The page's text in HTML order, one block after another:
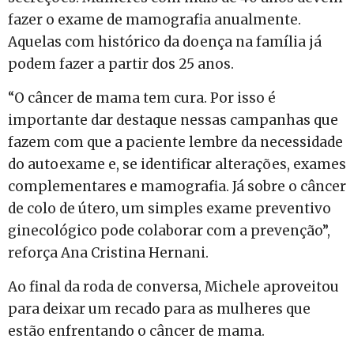
fazer o exame de mamografia anualmente.
Aquelas com histórico da doença na família já
podem fazer a partir dos 25 anos.
“O câncer de mama tem cura. Por isso é
importante dar destaque nessas campanhas que
fazem com que a paciente lembre da necessidade
do autoexame e, se identificar alterações, exames
complementares e mamografia. Já sobre o câncer
de colo de útero, um simples exame preventivo
ginecológico pode colaborar com a prevenção”,
reforça Ana Cristina Hernani.
Ao final da roda de conversa, Michele aproveitou
para deixar um recado para as mulheres que
estão enfrentando o câncer de mama.